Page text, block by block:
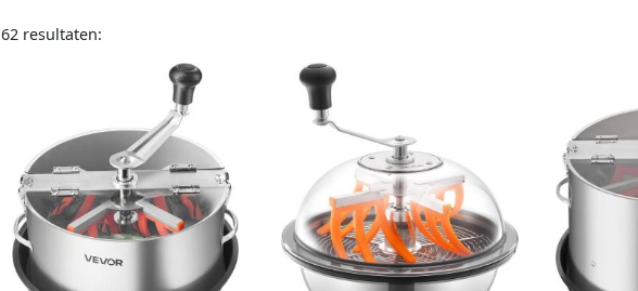
62 resultaten: